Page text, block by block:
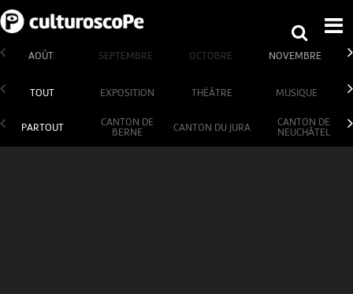
AOÛT SEPTEMBRE OCTOBRE NOVEMBRE
TOUT EXPOSITION THÉÂTRE MUSIQUE
PARTOUT
CANTON DE
BERNE
CANTON DU JURA
CANTON DE
NEUCHÂTEL